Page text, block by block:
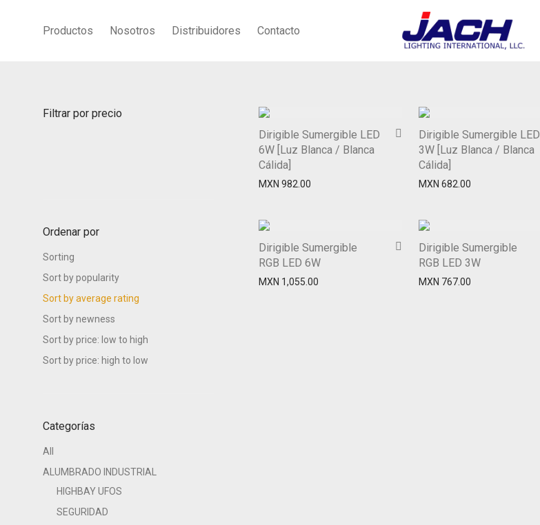
Productos Nosotros Distribuidores Contacto
Filtrar por precio
Ordenar por
Sorting
Sort by popularity
Sort by average rating
Sort by newness
Sort by price: low to high
Sort by price: high to low
Categorías
All
ALUMBRADO INDUSTRIAL
HIGHBAY UFOS
SEGURIDAD
Dirigible Sumergible LED
6W [Luz Blanca / Blanca
Cálida]
MXN 982.00
Dirigible Sumergible LED
3W [Luz Blanca / Blanca
Cálida]
MXN682.00
Dirigible Sumergible
RGB LED 6W
MXN 1,055.00
Dirigible Sumergible
RGB LED 3W
MXN 767.00